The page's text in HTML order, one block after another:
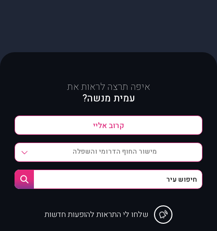
איפה תרצה לראות את
עמית מנשה?
מישור החוף הדרומי והשפלה
שלחו לי התראות להופעות חדשות